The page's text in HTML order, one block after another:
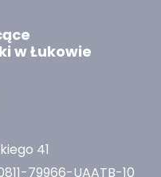
w Łukowie
41
79966-UAATB-10